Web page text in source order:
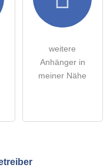
Kenntnis genommen.
Fragen sind
für alle
weitere
Anhänger in
meiner Nähe